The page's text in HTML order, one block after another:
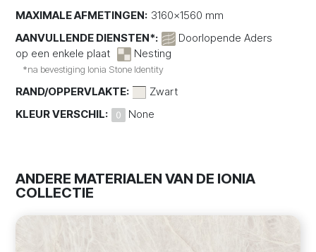
MAXIMALE AFMETINGEN: 3160x1560 mm
AANVULLENDE DIENSTEN*:
Doorlopende Aders
op een enkele plaat
Nesting
*na bevestiging Ionia Stone Identity
RAND/OPPERVLAKTE:
Zwart
KLEUR VERSCHIL:
None
ANDERE MATERIALEN VAN DE IONIA
COLLECTIE